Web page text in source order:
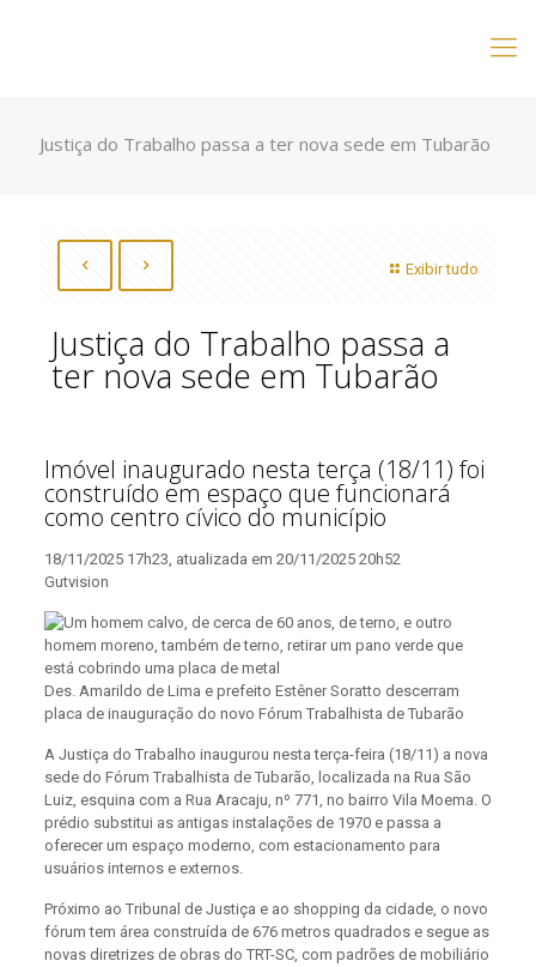
Justiça do Trabalho passa a ter nova sede em Tubarão
Exibir tudo
Justiça do Trabalho passa a
ter nova sede em Tubarão
Imóvel inaugurado nesta terça (18/11) foi
construído em espaço que funcionará
como centro cívico do município
18/11/2025 17h23, atualizada em 20/11/2025 20h52
Gutvision
Des. Amarildo de Lima e prefeito Estêner Soratto descerram
placa de inauguração do novo Fórum Trabalhista de Tubarão
A Justiça do Trabalho inaugurou nesta terça-feira (18/11) a nova
sede do Fórum Trabalhista de Tubarão, localizada na Rua São
Luiz, esquina com a Rua Aracaju, nº 771, no bairro Vila Moema. O
prédio substitui as antigas instalações de 1970 e passa a
oferecer um espaço moderno, com estacionamento para
usuários internos e externos.
Próximo ao Tribunal de Justiça e ao shopping da cidade, o novo
fórum tem área construída de 676 metros quadrados e segue as
novas diretrizes de obras do TRT-SC, com padrões de mobiliário